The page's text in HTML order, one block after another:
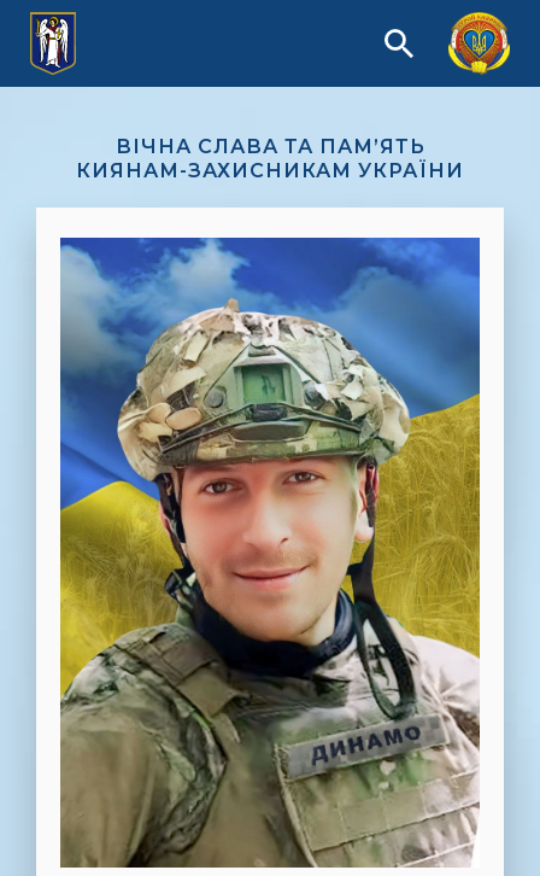
ВІЧНА СЛАВА ТА ПАМ’ЯТЬ
КИЯНАМ-ЗАХИСНИКАМ УКРАЇНИ